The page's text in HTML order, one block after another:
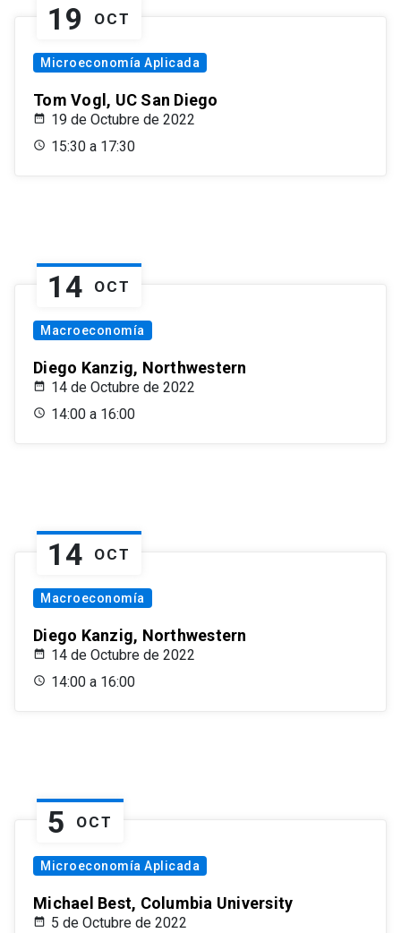
19 OCT
Microeconomía Aplicada
Tom Vogl, UC San Diego
19 de Octubre de 2022
15:30 a 17:30
14 OCT
Macroeconomía
Diego Kanzig, Northwestern
14 de Octubre de 2022
14:00 a 16:00
14 OCT
Macroeconomía
Diego Kanzig, Northwestern
14 de Octubre de 2022
14:00 a 16:00
5 OCT
Microeconomía Aplicada
Michael Best, Columbia University
5 de Octubre de 2022